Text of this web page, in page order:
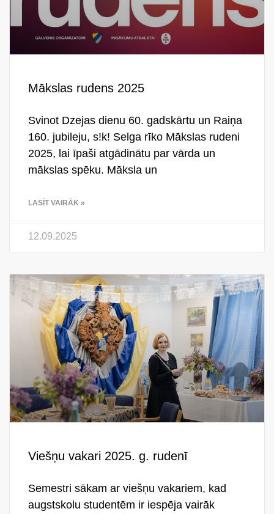
Mākslas rudens 2025
Svinot Dzejas dienu 60. gadskārtu un Raiņa
160. jubileju, s!k! Selga rīko Mākslas rudeni
2025, lai īpaši atgādinātu par vārda un
mākslas spēku. Māksla un
LASĪT VAIRĀK »
12.09.2025
Viešņu vakari 2025. g. rudenī
Semestri sākam ar viešņu vakariem, kad
augstskolu studentēm ir iespēja vairāk